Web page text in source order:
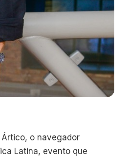
o navegador
Latina, evento que